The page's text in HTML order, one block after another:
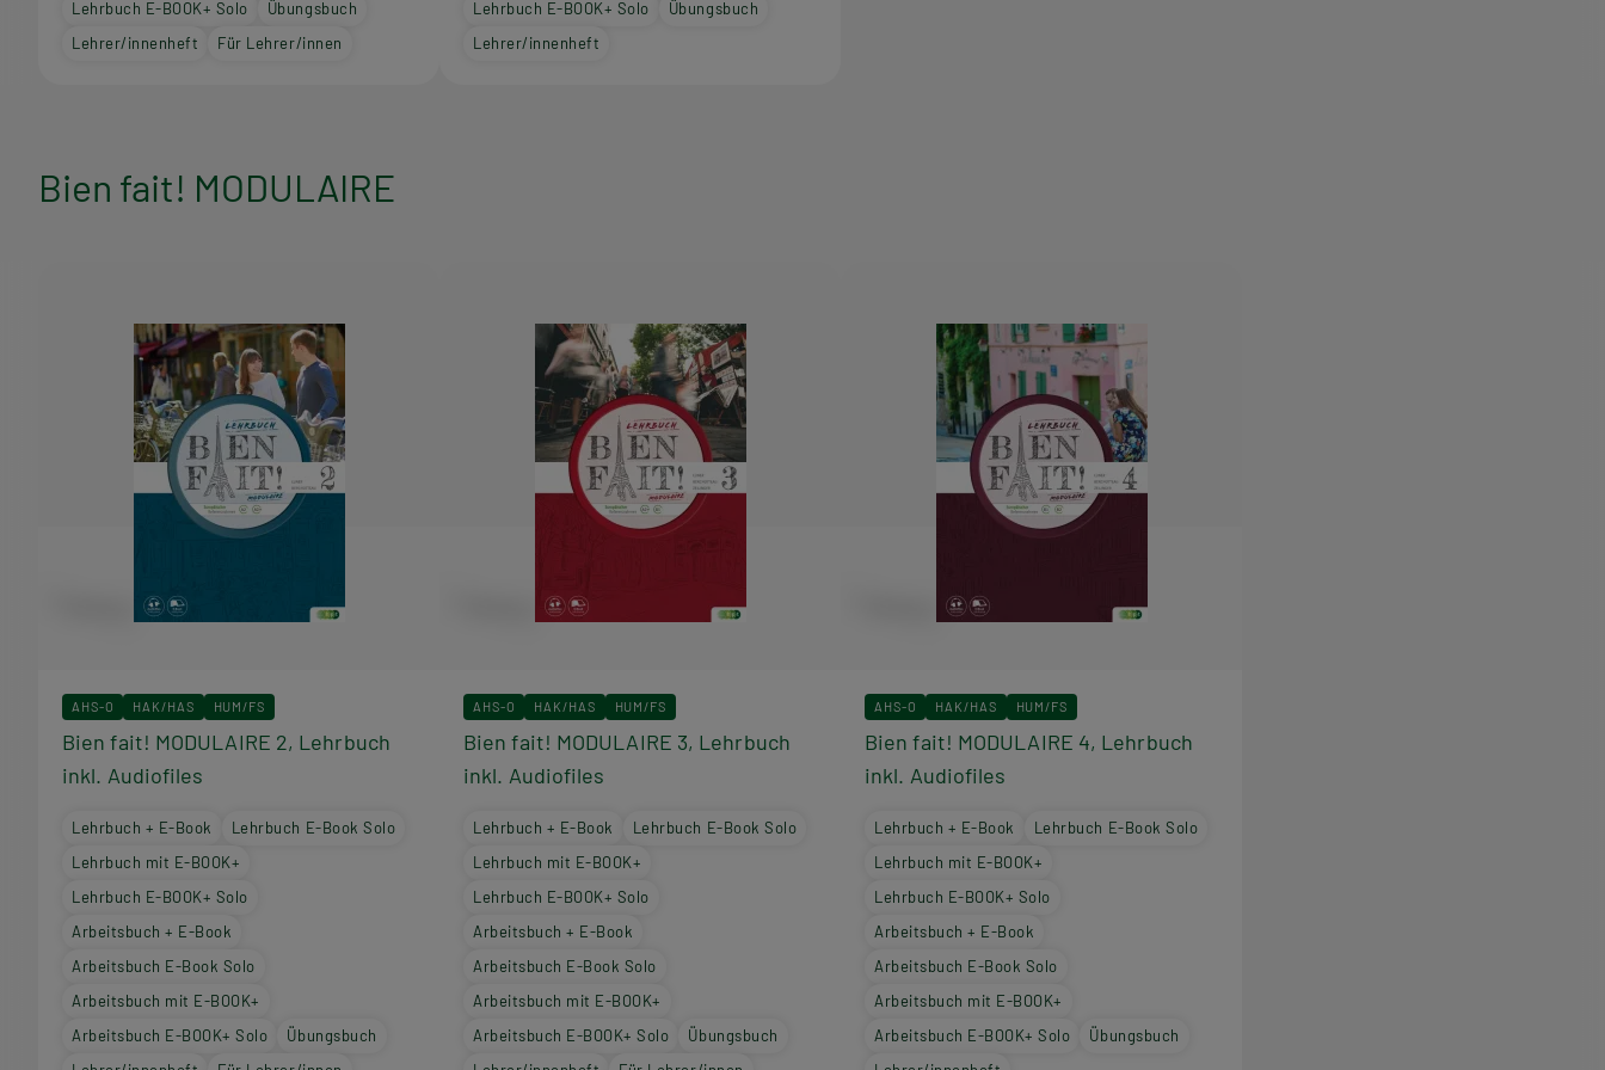
Lehrbuch E-BOOK+ Solo
Übungsbuch
Lehrer/innenheft
Für Lehrer/innen
Lehrbuch E-BOOK+ Solo
Übungsbuch
Lehrer/innenheft
Bien fait! MODULAIRE
AHS-O HAK/HAS HUM/FS
Bien fait! MODULAIRE 2, Lehrbuch
inkl. Audiofiles
Lehrbuch + E-Book
Lehrbuch E-Book Solo
Lehrbuch mit E-BOOK+
Lehrbuch E-BOOK+ Solo
Arbeitsbuch + E-Book
Arbeitsbuch E-Book Solo
Arbeitsbuch mit E-BOOK+
Arbeitsbuch E-BOOK+ Solo
Übungsbuch
AHS-O HAK/HAS HUM/FS
Bien fait! MODULAIRE 3, Lehrbuch
inkl. Audiofiles
Lehrbuch + E-Book
Lehrbuch E-Book Solo
Lehrbuch mit E-BOOK+
Lehrbuch E-BOOK+ Solo
Arbeitsbuch + E-Book
Arbeitsbuch E-Book Solo
Arbeitsbuch mit E-BOOK+
Arbeitsbuch E-BOOK+ Solo
Übungsbuch
AHS-O HAK/HAS HUM/FS
Bien fait! MODULAIRE 4, Lehrbuch
inkl. Audiofiles
Lehrbuch + E-Book
Lehrbuch E-Book Solo
Lehrbuch mit E-BOOK+
Lehrbuch E-BOOK+ Solo
Arbeitsbuch + E-Book
Arbeitsbuch E-Book Solo
Arbeitsbuch mit E-BOOK+
Arbeitsbuch E-BOOK+ Solo
Übungsbuch